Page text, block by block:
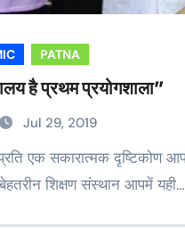
PATNA
है प्रथम प्रयोगशाला”
Jul 29, 2019
शिक्षण संस्थान आपमें यही…